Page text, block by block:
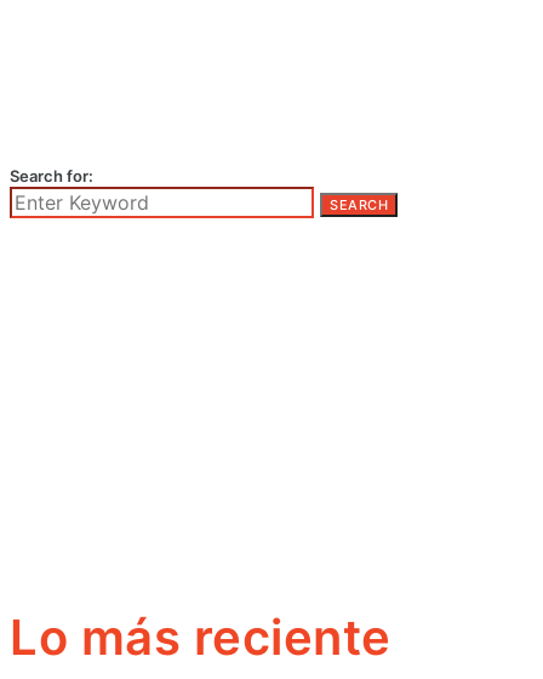
Search for:
SEARCH
Lo más reciente